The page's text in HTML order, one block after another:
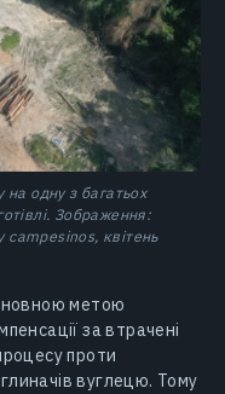
одну з багатьох
Зображення:
квітень
метою
за втрачені
проти
вуглецю. ​​Тому